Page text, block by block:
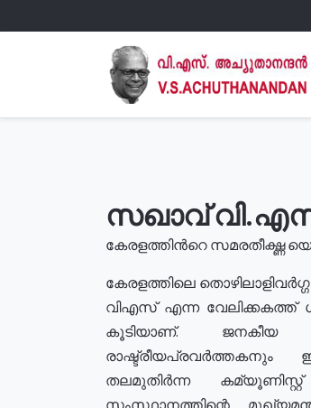
സഖാവ്
കേരളത്തിൻറെ സമരതീക്ഷ്ണ
കേരളത്തിലെ
വിഎസ് എന്ന വേലിക്കകത്ത്
കൂടിയാണ്. ജനകീയ
രാഷ്ട്രീയപ്രവർത്തകനും
തലമുതിർന്ന
സംസ്ഥാനത്തിന്റെ